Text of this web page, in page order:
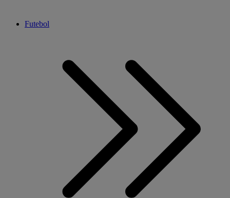
Futebol